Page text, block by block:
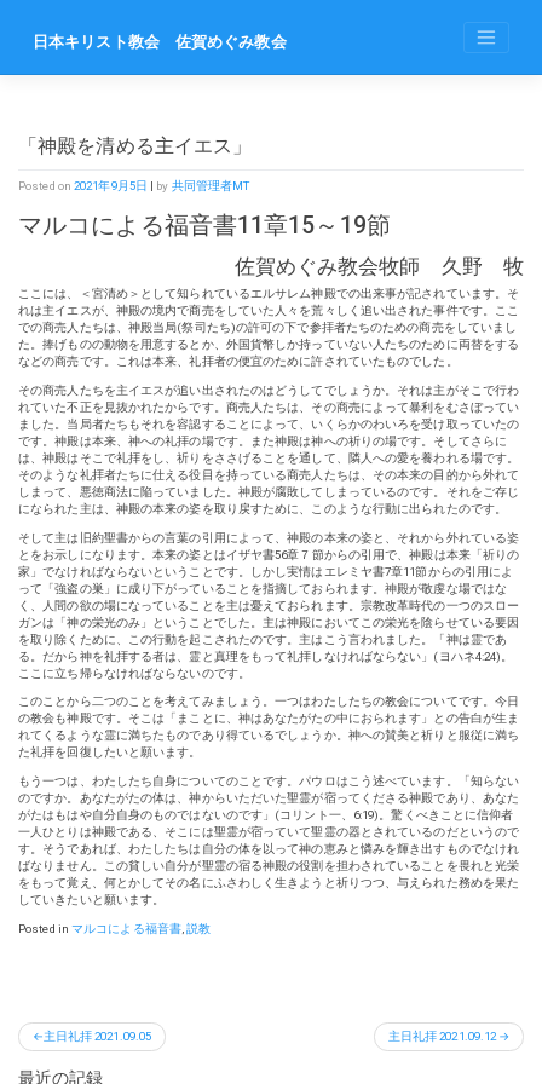
content日本キリスト教会 佐賀めぐみ教会
「神殿を清める主イエス」
Posted on 2021年9月5日 | by 共同管理者MT
マルコによる福音書11章15～19節
佐賀めぐみ教会牧師 久野 牧
ここには、＜宮清め＞として知られているエルサレム神殿での出来事が記されています。そ
れは主イエスが、神殿の境内で商売をしていた人々を荒々しく追い出された事件です。ここ
での商売人たちは、神殿当局(祭司たち)の許可の下で参拝者たちのための商売をしていまし
た。捧げものの動物を用意するとか、外国貨幣しか持っていない人たちのために両替をする
などの商売です。これは本来、礼拝者の便宜のために許されていたものでした。
その商売人たちを主イエスが追い出されたのはどうしてでしょうか。それは主がそこで行わ
れていた不正を見抜かれたからです。商売人たちは、その商売によって暴利をむさぼってい
ました。当局者たちもそれを容認することによって、いくらかのわいろを受け取っていたの
です。神殿は本来、神への礼拝の場です。また神殿は神への祈りの場です。そしてさらに
は、神殿はそこで礼拝をし、祈りをささげることを通して、隣人への愛を養われる場です。
そのような礼拝者たちに仕える役目を持っている商売人たちは、その本来の目的から外れて
しまって、悪徳商法に陥っていました。神殿が腐敗してしまっているのです。それをご存じ
になられた主は、神殿の本来の姿を取り戻すために、このような行動に出られたのです。
そして主は旧約聖書からの言葉の引用によって、神殿の本来の姿と、それから外れている姿
とをお示しになります。本来の姿とはイザヤ書56章７節からの引用で、神殿は本来「祈りの
家」でなければならないということです。しかし実情はエレミヤ書7章11節からの引用によ
って「強盗の巣」に成り下がっていることを指摘しておられます。神殿が敬虔な場ではな
く、人間の欲の場になっていることを主は憂えておられます。宗教改革時代の一つのスロー
ガンは「神の栄光のみ」ということでした。主は神殿においてこの栄光を陰らせている要因
を取り除くために、この行動を起こされたのです。主はこう言われました。「神は霊であ
る。だから神を礼拝する者は、霊と真理をもって礼拝しなければならない」(ヨハネ4:24)。
ここに立ち帰らなければならないのです。
このことから二つのことを考えてみましょう。一つはわたしたちの教会についてです。今日
の教会も神殿です。そこは「まことに、神はあなたがたの中におられます」との告白が生ま
れてくるような霊に満ちたものであり得ているでしょうか。神への賛美と祈りと服従に満ち
た礼拝を回復したいと願います。
もう一つは、わたしたち自身についてのことです。パウロはこう述べています。「知らない
のですか。あなたがたの体は、神からいただいた聖霊が宿ってくださる神殿であり、あなた
がたはもはや自分自身のものではないのです」(コリント一、6:19)。驚くべきことに信仰者
一人ひとりは神殿である、そこには聖霊が宿っていて聖霊の器とされているのだというので
す。そうであれば、わたしたちは自分の体を以って神の恵みと憐みを輝き出すものでなけれ
ばなりません。この貧しい自分が聖霊の宿る神殿の役割を担わされていることを畏れと光栄
をもって覚え、何とかしてその名にふさわしく生きようと祈りつつ、与えられた務めを果た
していきたいと願います。
Posted in マルコによる福音書,説教
投
稿
主日礼拝 2021.09.05 主日礼拝 2021.09.12
最近の記録